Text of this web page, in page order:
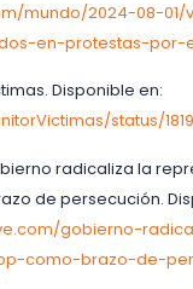
mundo/2024-08-01/
en-protestas-por-
Disponible en:
status/
radicaliza la
de persecución.
gobierno-
como-brazo-de-